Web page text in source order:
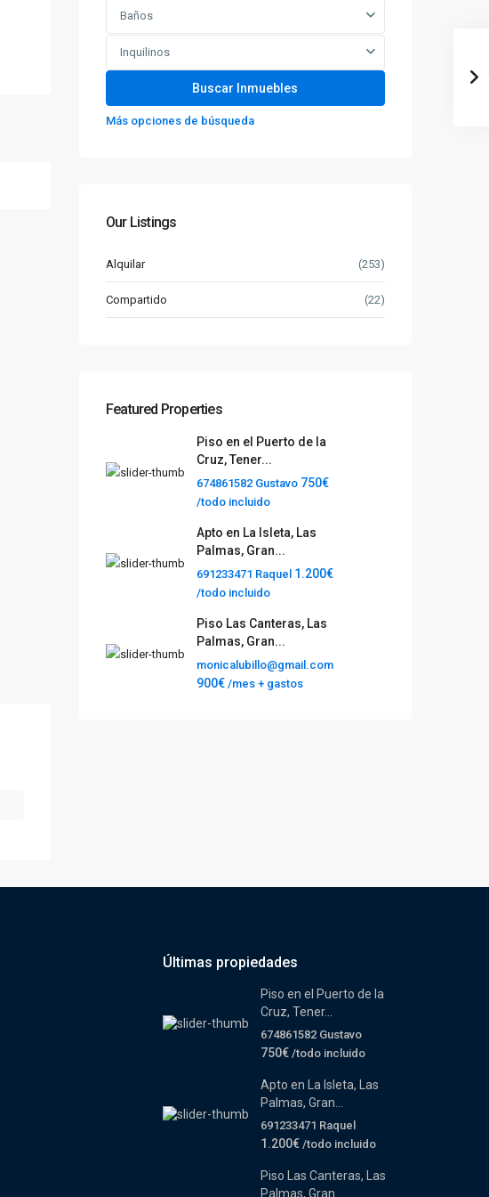
Baños
Inquilinos
Más opciones de búsqueda
Our Listings
Alquilar (253)
Compartido (22)
Featured Properties
Piso en el Puerto de la
Cruz, Tener...
674861582 Gustavo 750€
/todo incluido
Apto en La Isleta, Las
Palmas, Gran...
691233471 Raquel 1.200€
/todo incluido
Piso Las Canteras, Las
Palmas, Gran...
monicalubillo@gmail.com
900€ /mes + gastos
Últimas propiedades
Piso en el Puerto de la
Cruz, Tener...
674861582 Gustavo
750€ /todo incluido
Apto en La Isleta, Las
Palmas, Gran...
691233471 Raquel
1.200€ /todo incluido
Piso Las Canteras, Las
Palmas, Gran...